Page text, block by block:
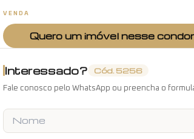
+35fotos
VENDA
Quero um imóvel nesse
Interessado? Cód. 5256
Fale conosco pelo WhatsApp ou preencha o
Nome